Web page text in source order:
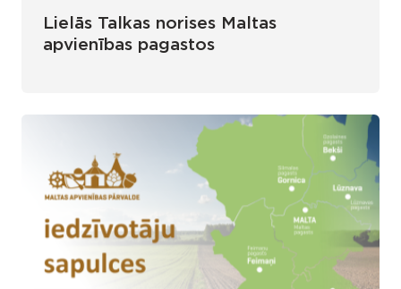
Lielās Talkas norises Maltas
apvienības pagastos